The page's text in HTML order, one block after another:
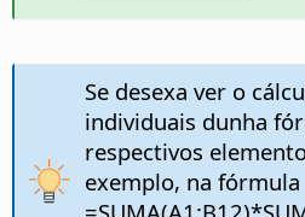
Se desexa ver o
individuais dunha
respectivos
exemplo, na fórmula